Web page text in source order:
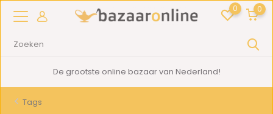
0 0
De grootste online bazaar van Nederland!
Tags